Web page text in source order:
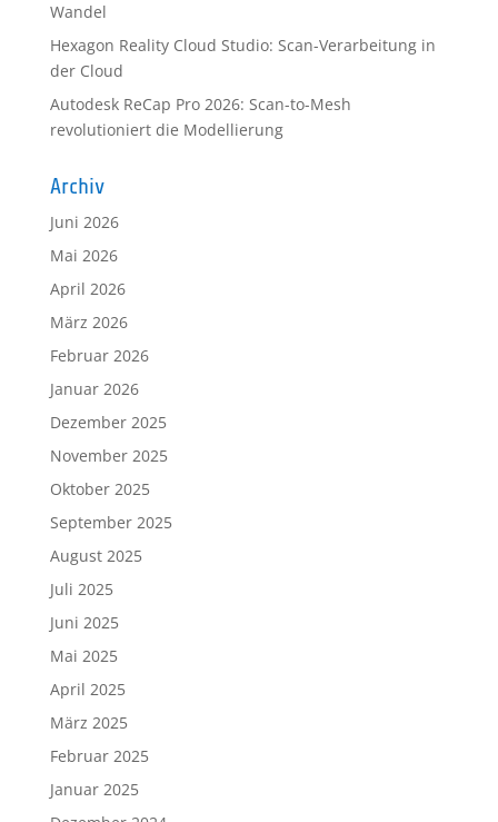
Wandel
Hexagon Reality Cloud Studio: Scan-Verarbeitung in
der Cloud
Autodesk ReCap Pro 2026: Scan-to-Mesh
revolutioniert die Modellierung
Archiv
Juni 2026
Mai 2026
April 2026
März 2026
Februar 2026
Januar 2026
Dezember 2025
November 2025
Oktober 2025
September 2025
August 2025
Juli 2025
Juni 2025
Mai 2025
April 2025
März 2025
Februar 2025
Januar 2025